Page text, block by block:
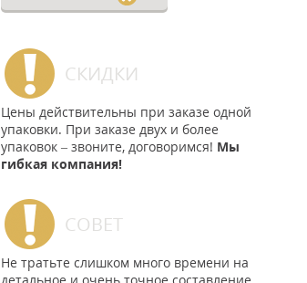
СКИДКИ
Цены действительны при заказе одной
упаковки. При заказе двух и более
упаковок – звоните, договоримся! Мы
гибкая компания!
СОВЕТ
Не тратьте слишком много времени на